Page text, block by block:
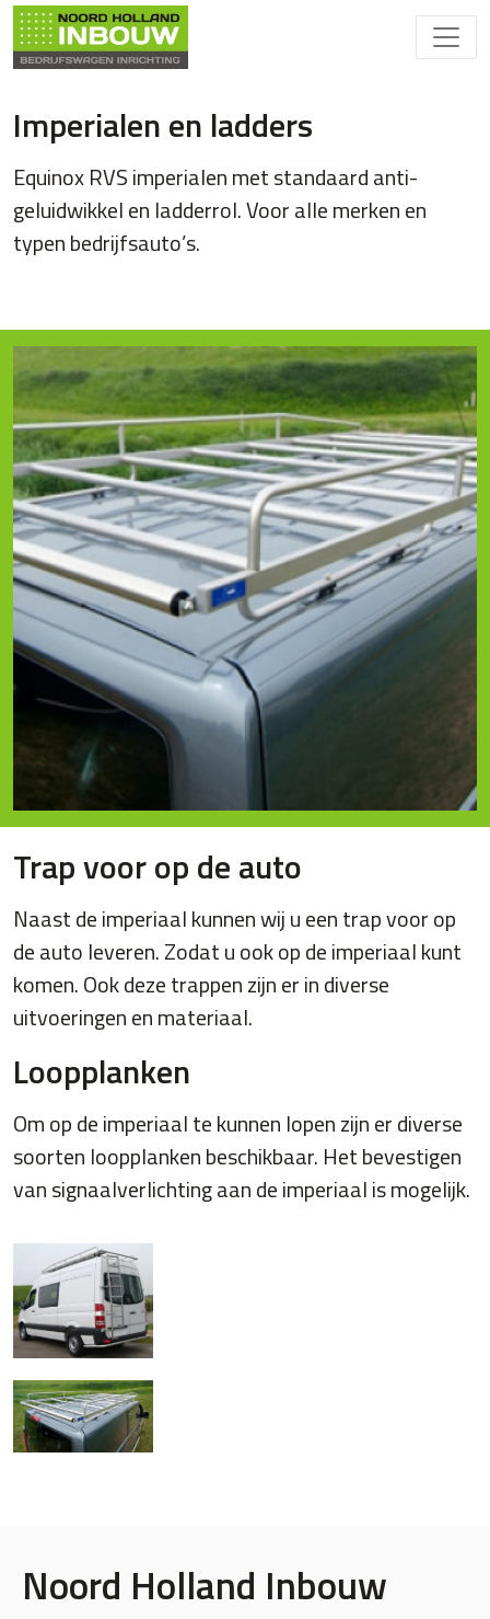
Imperialen en ladders
Equinox RVS imperialen met standaard anti-
geluidwikkel en ladderrol. Voor alle merken en
typen bedrijfsauto’s.
Trap voor op de auto
Naast de imperiaal kunnen wij u een trap voor op
de auto leveren. Zodat u ook op de imperiaal kunt
komen. Ook deze trappen zijn er in diverse
uitvoeringen en materiaal.
Loopplanken
Om op de imperiaal te kunnen lopen zijn er diverse
soorten loopplanken beschikbaar. Het bevestigen
van signaalverlichting aan de imperiaal is mogelijk.
Noord Holland Inbouw